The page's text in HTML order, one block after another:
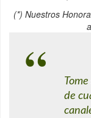
(*) Nuestros
de